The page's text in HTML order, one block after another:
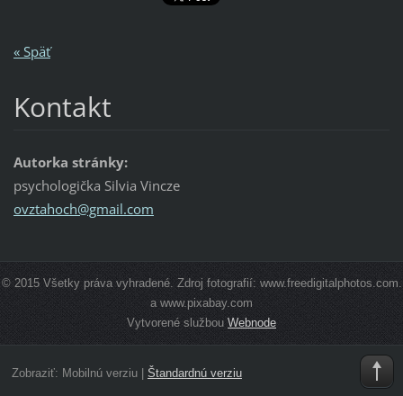
« Späť
Kontakt
Autorka stránky:
psychologička Silvia Vincze
ovztahoch@gmail.com
© 2015 Všetky práva vyhradené. Zdroj fotografií: www.freedigitalphotos.com.
a www.pixabay.com
Vytvorené službou Webnode
Zobraziť: Mobilnú verziu| Štandardnú verziu